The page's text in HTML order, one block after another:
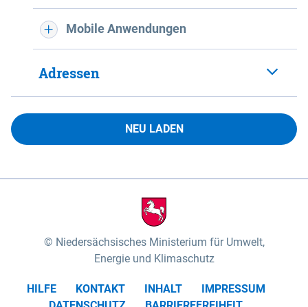
Mobile Anwendungen
Adressen
NEU LADEN
Niedersächsisches Ministerium für Umwelt,
Energie und Klimaschutz
HILFE KONTAKT INHALT
IMPRESSUM